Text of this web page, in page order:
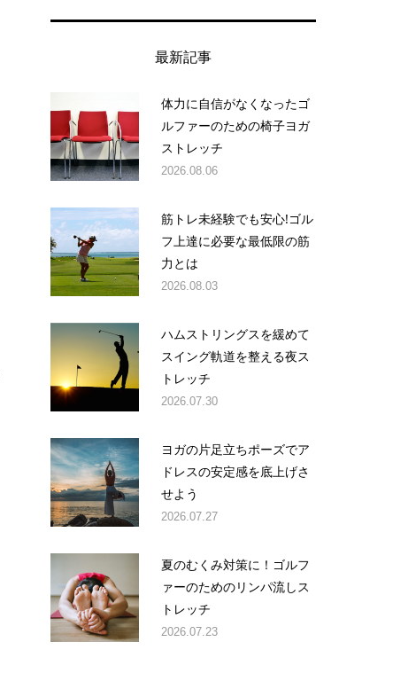
最新記事
体力に自信がなくなったゴ
ルファーのための椅子ヨガ
ストレッチ
2026.08.06
筋トレ未経験でも安心!ゴル
フ上達に必要な最低限の筋
力とは
2026.08.03
ハムストリングスを緩めて
スイング軌道を整える夜ス
トレッチ
2026.07.30
ヨガの片足立ちポーズでア
ドレスの安定感を底上げさ
せよう
2026.07.27
夏のむくみ対策に！ゴルフ
ァーのためのリンパ流しス
トレッチ
2026.07.23